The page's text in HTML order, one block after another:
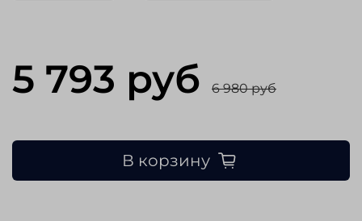
5 793 руб 6 980 руб
В корзину